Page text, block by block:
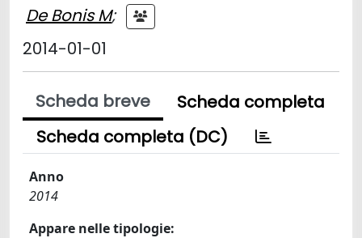
De Bonis M;
2014-01-01
Scheda breve
Scheda completa
Scheda completa (DC)
Anno
2014
Appare nelle tipologie: